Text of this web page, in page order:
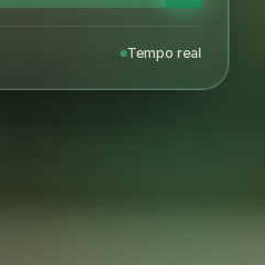
Tempo real